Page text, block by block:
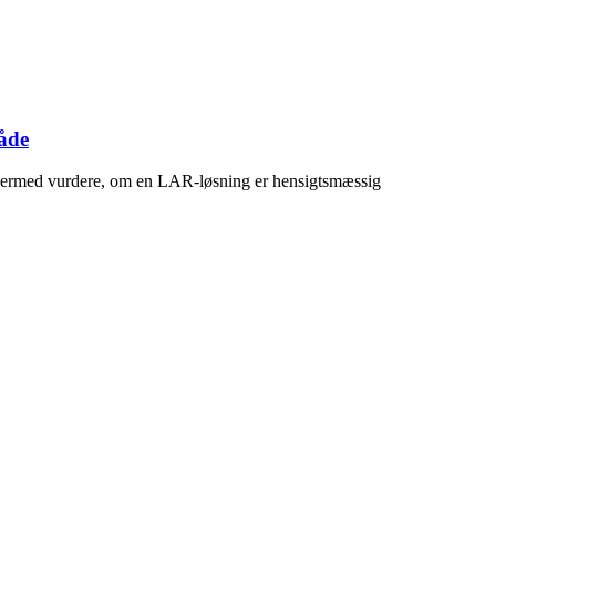
vurdere, om en LAR-løsning er hensigtsmæssig